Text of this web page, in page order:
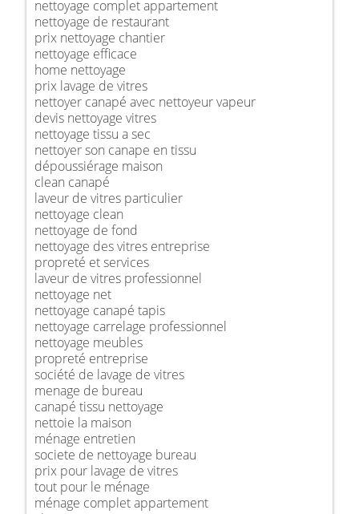
nettoyage complet appartement
nettoyage de restaurant
prix nettoyage chantier
nettoyage efficace
home nettoyage
prix lavage de vitres
nettoyer canapé avec nettoyeur vapeur
devis nettoyage vitres
nettoyage tissu a sec
nettoyer son canape en tissu
dépoussiérage maison
clean canapé
laveur de vitres particulier
nettoyage clean
nettoyage de fond
nettoyage des vitres entreprise
propreté et services
laveur de vitres professionnel
nettoyage net
nettoyage canapé tapis
nettoyage carrelage professionnel
nettoyage meubles
propreté entreprise
société de lavage de vitres
menage de bureau
canapé tissu nettoyage
nettoie la maison
ménage entretien
societe de nettoyage bureau
prix pour lavage de vitres
tout pour le ménage
ménage complet appartement